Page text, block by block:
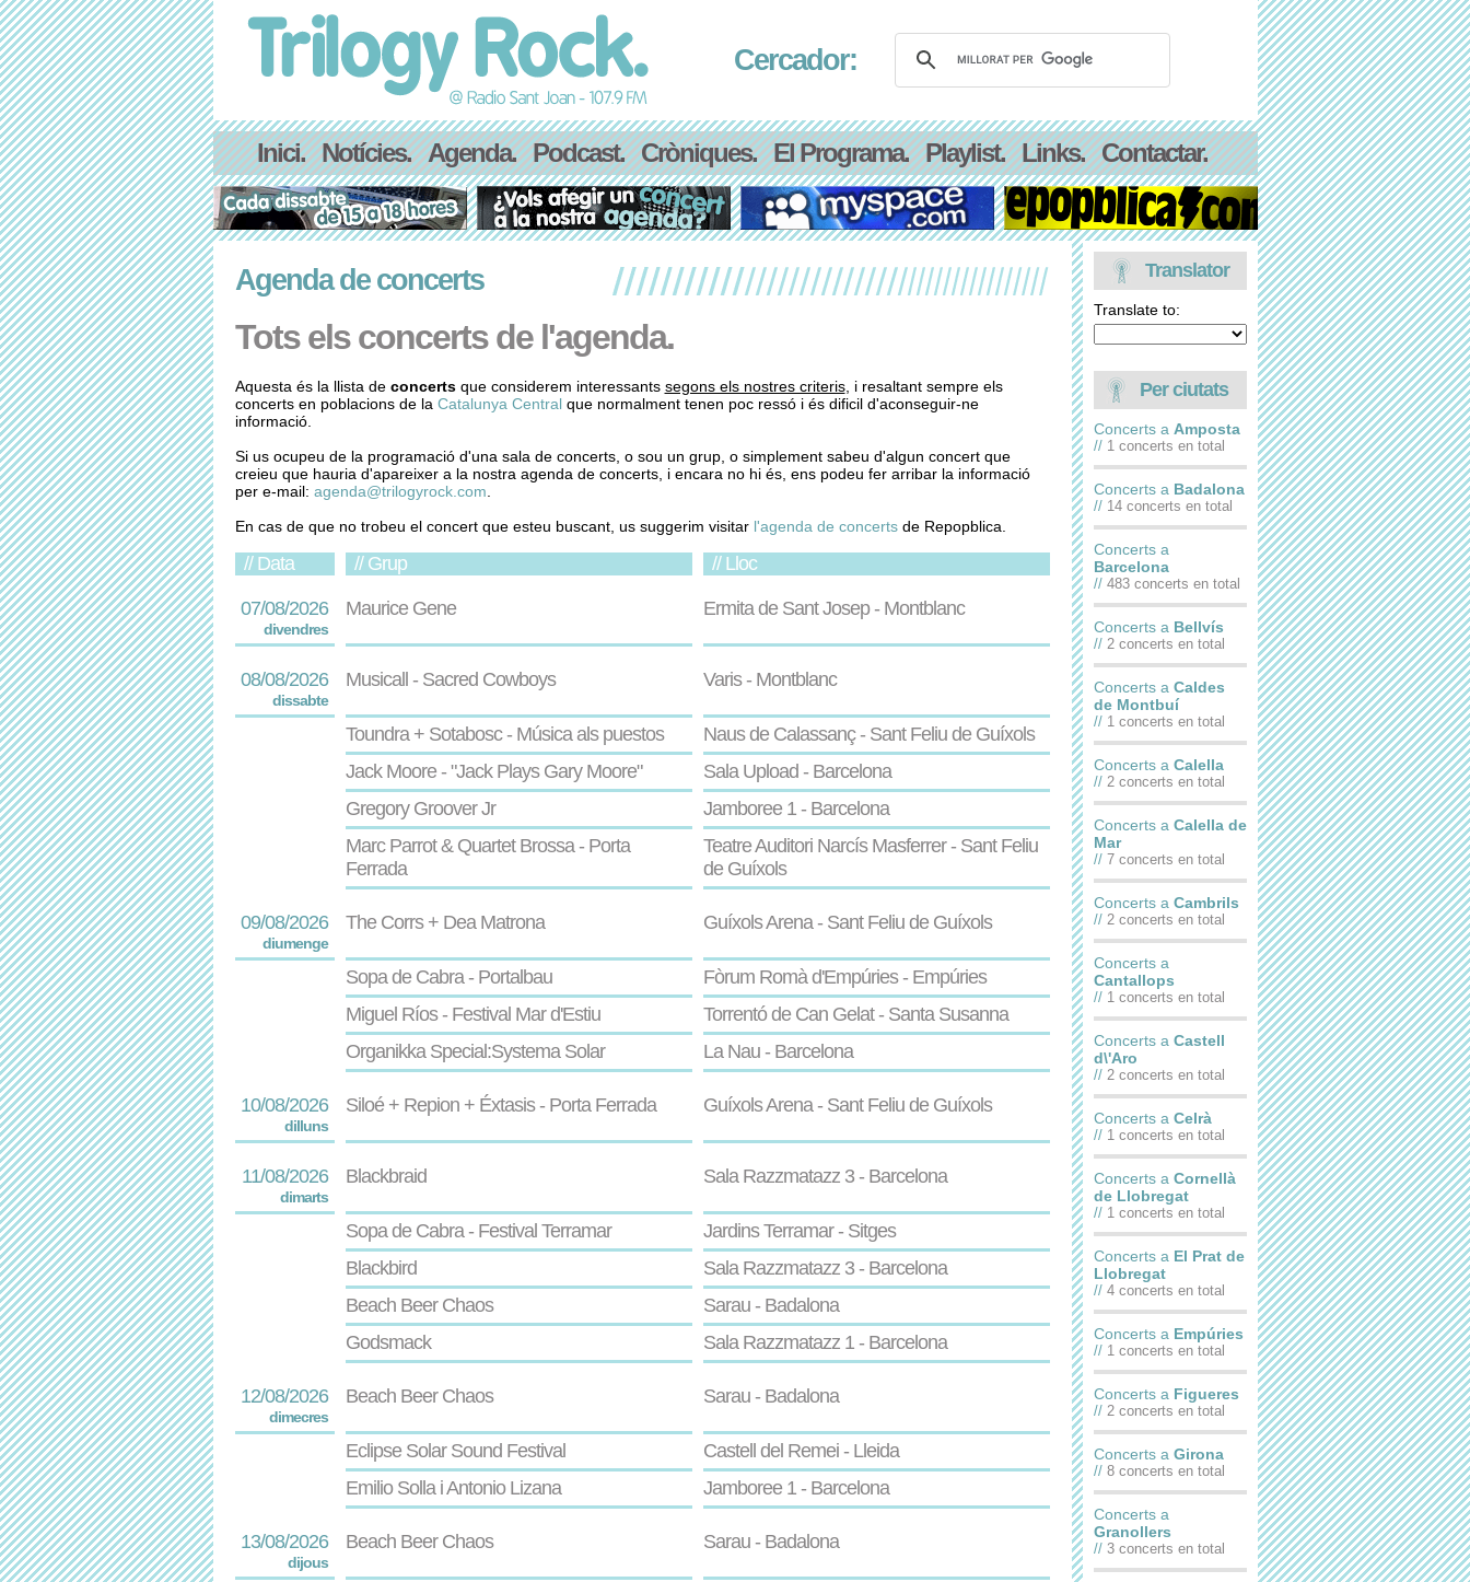
Cercador:
Inici. Notícies. Agenda. Podcast. Cròniques. El Programa. Playlist. Links. Contactar.
Agenda de concerts
Tots els concerts de l'agenda.
Aquesta és la llista de concertsque considerem interessants segons els nostres criteris, i resaltant sempre els
concerts en poblacions de la Catalunya Centralque normalment tenen poc ressó i és dificil d'aconseguir-ne
informació.
Si us ocupeu de la programació d'una sala de concerts, o sou un grup, o simplement sabeu d'algun concert que
creieu que hauria d'apareixer a la nostra agenda de concerts, i encara no hi és, ens podeu fer arribar la informació
per e-mail: agenda@trilogyrock.com
En cas de que no trobeu el concert que esteu buscant, us suggerim visitar l'agenda de concertsde Repopblica.
// Data // Grup // Lloc
07/08/2026
divendres
Maurice Gene Ermita de Sant Josep - Montblanc
08/08/2026
dissabte
Musicall - Sacred Cowboys Varis - Montblanc
Toundra + Sotabosc - Música als puestos
Naus de Calassanç - Sant Feliu de Guíxols
Jack Moore - "Jack Plays Gary Moore"
Sala Upload - Barcelona
Gregory Groover Jr
Jamboree 1 - Barcelona
Marc Parrot & Quartet Brossa - Porta
Ferrada
Teatre Auditori Narcís Masferrer - Sant Feliu
de Guíxols
09/08/2026
diumenge
The Corrs + Dea Matrona Guíxols Arena - Sant Feliu de Guíxols
Sopa de Cabra - Portalbau
Fòrum Romà d'Empúries - Empúries
Miguel Ríos - Festival Mar d'Estiu
Torrentó de Can Gelat - Santa Susanna
Organikka Special:Systema Solar
La Nau - Barcelona
10/08/2026
dilluns
Siloé + Repion + Éxtasis - Porta Ferrada Guíxols Arena - Sant Feliu de Guíxols
11/08/2026
dimarts
Blackbraid Sala Razzmatazz 3 - Barcelona
Sopa de Cabra - Festival Terramar
Jardins Terramar - Sitges
Blackbird
Sala Razzmatazz 3 - Barcelona
Beach Beer Chaos
Sarau - Badalona
Godsmack
Sala Razzmatazz 1 - Barcelona
12/08/2026
dimecres
Beach Beer Chaos Sarau - Badalona
Eclipse Solar Sound Festival
Castell del Remei - Lleida
Emilio Solla i Antonio Lizana
Jamboree 1 - Barcelona
13/08/2026
dijous
Beach Beer Chaos Sarau - Badalona
Translator
Translate to:
Per ciutats
Concerts a Amposta
//1 concerts en total
Concerts a Badalona
//14 concerts en total
Concerts a
Barcelona
//483 concerts en total
Concerts a Bellvís
//2 concerts en total
Concerts a Caldes
de Montbuí
//1 concerts en total
Concerts a Calella
//2 concerts en total
Concerts a Calella de
Mar
//7 concerts en total
Concerts a Cambrils
//2 concerts en total
Concerts a
Cantallops
//1 concerts en total
Concerts a Castell
d\'Aro
//2 concerts en total
Concerts a Celrà
//1 concerts en total
Concerts a Cornellà
de Llobregat
//1 concerts en total
Concerts a El Prat de
Llobregat
//4 concerts en total
Concerts a Empúries
//1 concerts en total
Concerts a Figueres
//2 concerts en total
Concerts a Girona
//8 concerts en total
Concerts a
Granollers
//3 concerts en total